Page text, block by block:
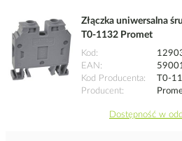
Złączka uniwersalna
T0-1132 Promet
Kod
EAN
Kod Producenta
T0-
Producent
Dostępność w